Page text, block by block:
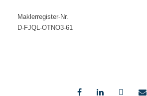
Maklerregister-Nr.
D-FJQL-OTNO3-61